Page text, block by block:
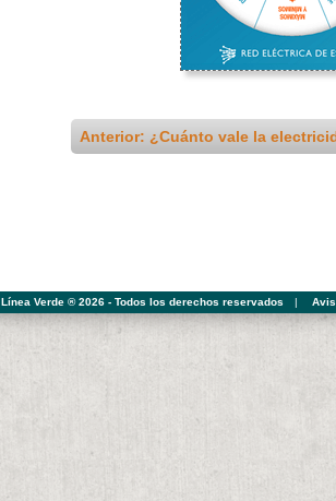
Anterior: ¿Cuánto vale la
Línea Verde ® 2026 - Todos los derechos reservados |